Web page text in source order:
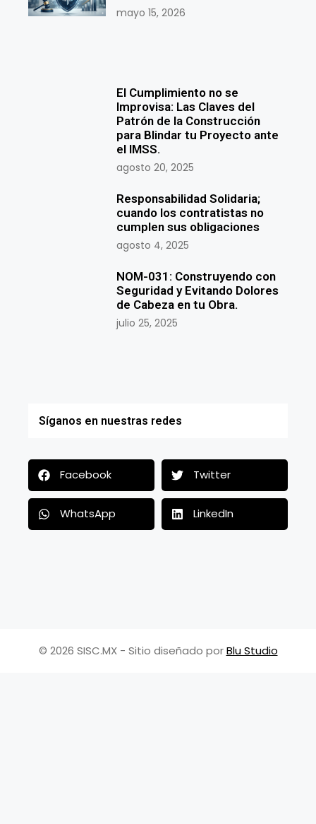
mayo 15, 2026
El Cumplimiento no se
Improvisa: Las Claves del
Patrón de la Construcción
para Blindar tu Proyecto ante
el IMSS.
agosto 20, 2025
Responsabilidad Solidaria;
cuando los contratistas no
cumplen sus obligaciones
agosto 4, 2025
NOM-031: Construyendo con
Seguridad y Evitando Dolores
de Cabeza en tu Obra.
julio 25, 2025
Síganos en nuestras redes
Facebook Twitter
WhatsApp LinkedIn
© 2026 SISC.MX - Sitio diseñado porBlu Studio